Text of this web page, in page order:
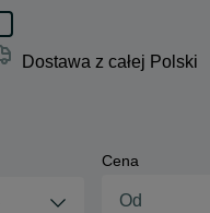
Dostawa z całej Polski
Cena